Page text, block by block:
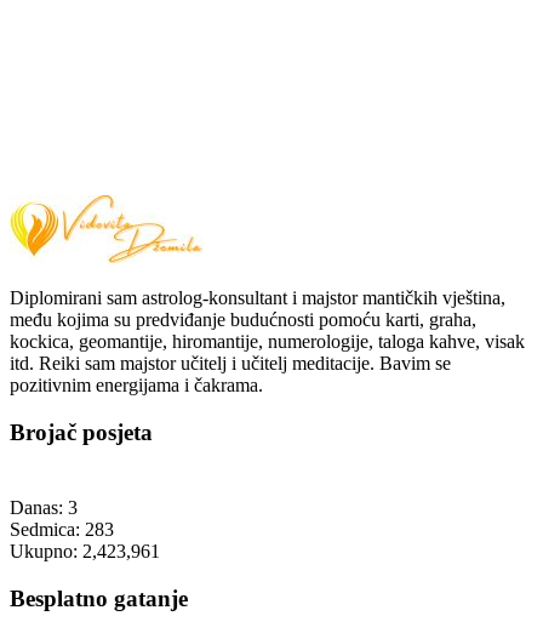
Diplomirani sam astrolog-konsultant i majstor mantičkih vještina,
među kojima su predviđanje budućnosti pomoću karti, graha,
kockica, geomantije, hiromantije, numerologije, taloga kahve, visak
itd. Reiki sam majstor učitelj i učitelj meditacije. Bavim se
pozitivnim energijama i čakrama.
Brojač posjeta
Danas: 3
Sedmica: 283
Ukupno: 2,423,961
Besplatno gatanje